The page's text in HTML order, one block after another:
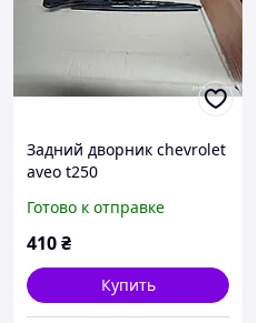
Задний дворник chevrolet
aveo t250
Готово к отправке
410₴
Купить